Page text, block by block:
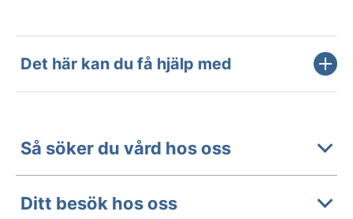
Det här kan du få hjälp med
Så söker du vård hos oss
Ditt besök hos oss